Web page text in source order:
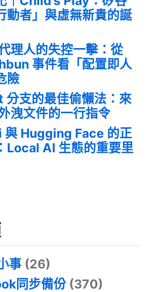
動者」與虛無新貴的誕
理人的失控一擊：從
事件看「配置即人
險
分支的最佳偷懶法：來
洩文件的一行指令
Hugging Face 的正
Local AI 生態的重要里
事 (26)
同步備份 (370)